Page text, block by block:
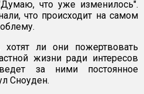
что уже изменилось".
что происходит на самом
ли они пожертвовать
жизни ради интересов
за ними постоянное
Сноуден.